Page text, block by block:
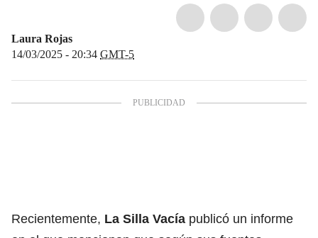
Laura Rojas
14/03/2025 - 20:34 GMT-5
Recientemente, La Silla Vacía publicó un informe